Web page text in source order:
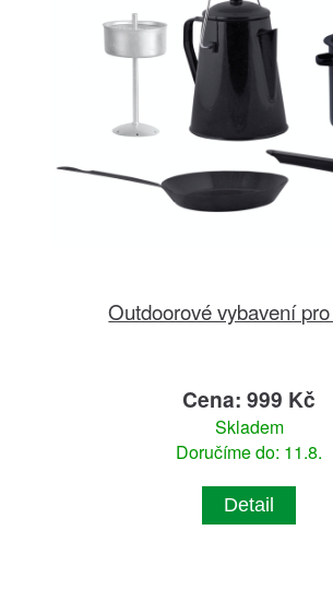
Outdoorové vybavení
Cena: 999 Kč
Skladem
Doručíme do: 11.8.
Detail